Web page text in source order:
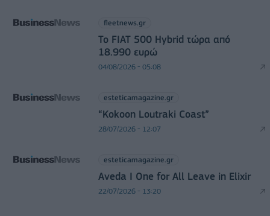
fleetnews.gr
Το FIAT 500 Hybrid τώρα από
18.990 ευρώ
04/08/2026 - 05:08
esteticamagazine.gr
“Kokoon Loutraki Coast”
28/07/2026 - 12:07
esteticamagazine.gr
Aveda I One for All Leave in Elixir
22/07/2026 - 13:20